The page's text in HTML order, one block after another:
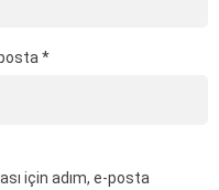
*
için adım, e-posta